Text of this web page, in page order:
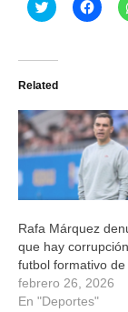
Haz
clic
Twitter
abre
una
ventana
nueva)
Haz
clic
una
Related
Rafa Márquez
que hay
futbol formativo
febrero 26, 2026
En "Deportes"